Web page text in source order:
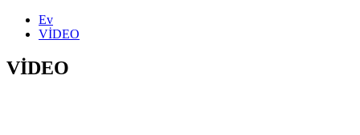
Ev
VİDEO
VİDEO